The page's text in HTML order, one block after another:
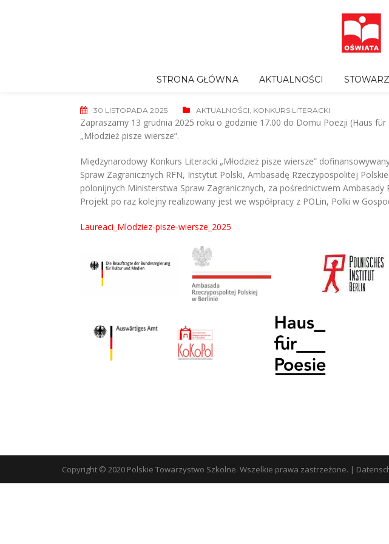
STRONA GŁÓWNA AKTUALNOŚCI
30 LISTOPADA 2025 AKTUALNOŚCI, KONKURS LITERACKI
Zapraszamy 13 grudnia 2025 roku o godzinie 17.00 do Domu Poezji (Haus
„Młodzież pisze wiersze”.
Międzynarodowy Konkurs Literacki „Młodzież pisze wiersze”
Spraw Zagranicznych RFN, Instytut Polski, Ambasadę Rzeczypospolitej
polonijnych Ministerstwa Spraw Zagranicznych, za pośrednictwem Ambasady
Projekt po raz kolejny realizowany jest we współpracy z POLin, Polki w
Laureaci_Mlodziez-pisze-wiersze_2025
Copyright © 2020 Polskie Towarzystwo Szkolne. Wszelkie prawa zastrzeżone. |